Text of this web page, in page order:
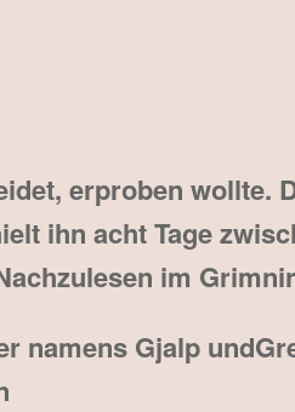
erproben wollte.
ihn acht Tage
im
namens Gjalp